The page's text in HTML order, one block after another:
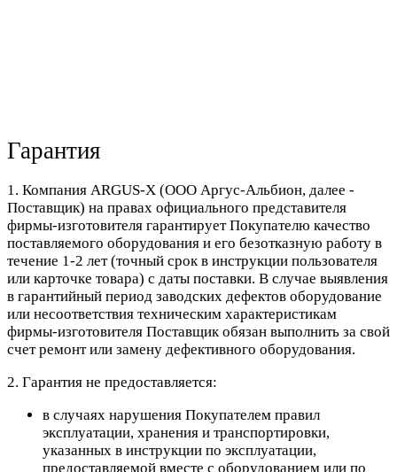
Гарантия
1. Компания ARGUS-X (ООО Аргус-Альбион, далее -
Поставщик) на правах официального представителя
фирмы-изготовителя гарантирует Покупателю качество
поставляемого оборудования и его безотказную работу в
течение 1-2 лет (точный срок в инструкции пользователя
или карточке товара) с даты поставки. В случае выявления
в гарантийный период заводских дефектов оборудование
или несоответствия техническим характеристикам
фирмы-изготовителя Поставщик обязан выполнить за свой
счет ремонт или замену дефективного оборудования.
2. Гарантия не предоставляется:
в случаях нарушения Покупателем правил
эксплуатации, хранения и транспортировки,
указанных в инструкции по эксплуатации,
предоставляемой вместе с оборудованием или по